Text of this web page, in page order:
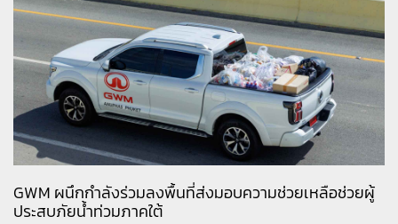
GWM ผนึกกำลังร่วมลงพื้นที่ส่งมอบความช่วยเหลือช่วยผู้
ประสบภัยน้ำท่วมภาคใต้